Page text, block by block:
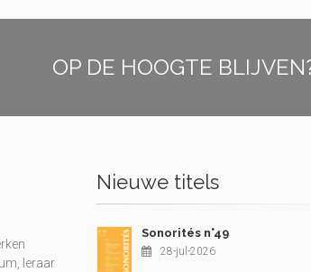
OP DE HOOGTE
leraar
Nieuwe titels
Sonorités n°49
28-jul-2026